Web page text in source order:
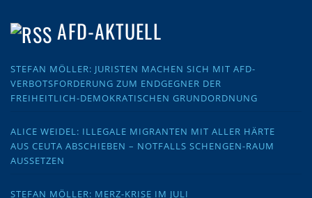
AFD-AKTUELL
STEFAN MÖLLER: JURISTEN MACHEN SICH MIT AFD-
VERBOTSFORDERUNG ZUM ENDGEGNER DER
FREIHEITLICH-DEMOKRATISCHEN GRUNDORDNUNG
ALICE WEIDEL: ILLEGALE MIGRANTEN MIT ALLER HÄRTE
AUS CEUTA ABSCHIEBEN – NOTFALLS SCHENGEN-RAUM
AUSSETZEN
STEFAN MÖLLER: MERZ-KRISE IM JULI